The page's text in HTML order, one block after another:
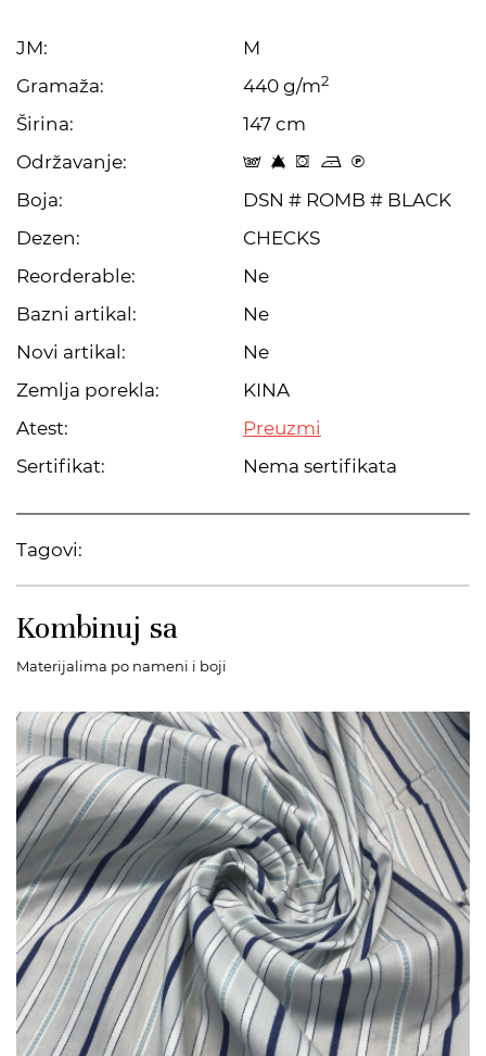
JM:
M
Gramaža:
440 g/m2
Širina:
147 cm
Održavanje:
s 8 f o C
Boja:
DSN # ROMB # BLACK
Dezen:
CHECKS
Reorderable:
Ne
Bazni artikal:
Ne
Novi artikal:
Ne
Zemlja porekla:
KINA
Atest:
Preuzmi
Sertifikat:
Nema sertifikata
Tagovi:
Kombinuj sa
Materijalima po nameni i boji